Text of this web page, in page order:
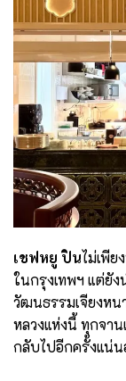
เชฟหยู ปินไม่เพี
ในกรุงเทพฯ แต่ยั
วัฒนธรรมเจียงหน
หลวงแห่งนี้ ทุกจาน
กลับไปอีกครั้งแน่